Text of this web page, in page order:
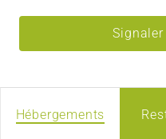
Hébergements